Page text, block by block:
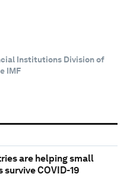
Institutions Division of
IMF
are helping small
survive COVID-19